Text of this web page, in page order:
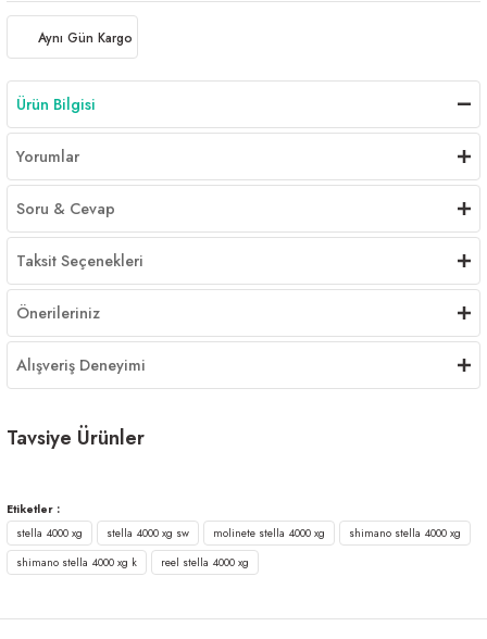
Aynı Gün Kargo
Ürün Bilgisi
Yorumlar
Soru & Cevap
Taksit Seçenekleri
Önerileriniz
Alışveriş Deneyimi
Tavsiye Ürünler
25.594,90 ₺
26.942,00 ₺
Etiketler :
stella 4000 xg
stella 4000 xg sw molinete stella 4000 xg
shimano stella 4000 xg
shimano stella 4000 xg k
reel stella 4000 xg